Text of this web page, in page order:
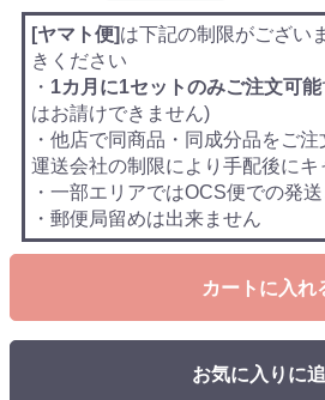
[ヤマト便]は下記の制限がござい
きください
・ 1カ月に1セットのみご注文可能
はお請けできません)
・他店で同商品・同成分品をご注
運送会社の制限により手配後にキ
・一部エリアではOCS便での発
・郵便局留めは出来ません
カートに入れ
お気に入りに